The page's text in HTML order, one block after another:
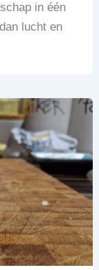
in één
lucht en